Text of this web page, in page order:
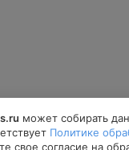
может собирать
Политике
свое согласие на